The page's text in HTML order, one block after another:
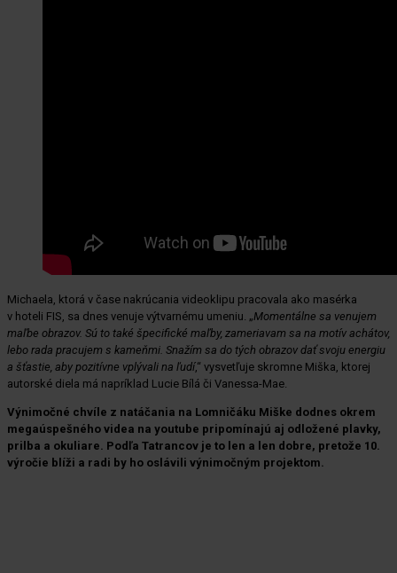
Michaela, ktorá v čase nakrúcania videoklipu pracovala ako masérka
v hoteli FIS, sa dnes venuje výtvarnému umeniu. „Momentálne sa venujem
maľbe obrazov. Sú to také špecifické maľby, zameriavam sa na motív achátov,
lebo rada pracujem s kameňmi. Snažím sa do tých obrazov dať svoju energiu
a šťastie, aby pozitívne vplývali na ľudí,“ vysvetľuje skromne Miška, ktorej
autorské diela má napríklad Lucie Bílá či Vanessa-Mae.
Výnimočné chvíle z natáčania na Lomničáku Miške dodnes okrem
megaúspešného videa na youtube pripomínajú aj odložené plavky,
prilba a okuliare. Podľa Tatrancov je to len a len dobre, pretože 10.
výročie blíži a radi by ho oslávili výnimočným projektom.